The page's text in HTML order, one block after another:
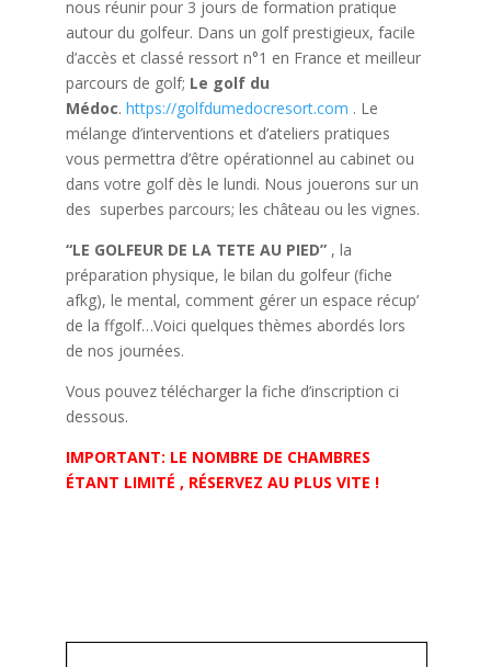
nous réunir pour 3 jours de formation pratique
autour du golfeur. Dans un golf prestigieux, facile
d’accès et classé ressort n°1 en France et meilleur
parcours de golf; Le golf du
Médoc. https://golfdumedocresort.com . Le
mélange d’interventions et d’ateliers pratiques
vous permettra d’être opérationnel au cabinet ou
dans votre golf dès le lundi. Nous jouerons sur un
des superbes parcours; les château ou les vignes.
“LE GOLFEUR DE LA TETE AU PIED” , la
préparation physique, le bilan du golfeur (fiche
afkg), le mental, comment gérer un espace récup’
de la ffgolf…Voici quelques thèmes abordés lors
de nos journées.
Vous pouvez télécharger la fiche d’inscription ci
dessous.
IMPORTANT: LE NOMBRE DE CHAMBRES
ÉTANT LIMITÉ , RÉSERVEZ AU PLUS VITE !